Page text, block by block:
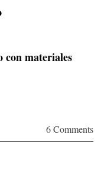
con materiales
6 Comments